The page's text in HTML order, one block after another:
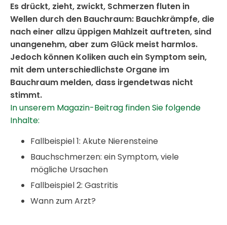
Es drückt, zieht, zwickt, Schmerzen fluten in
Wellen durch den Bauchraum: Bauchkrämpfe, die
nach einer allzu üppigen Mahlzeit auftreten, sind
unangenehm, aber zum Glück meist harmlos.
Jedoch können Koliken auch ein Symptom sein,
mit dem unterschiedlichste Organe im
Bauchraum melden, dass irgendetwas nicht
stimmt.
In unserem Magazin-Beitrag finden Sie folgende
Inhalte:
Fallbeispiel 1: Akute Nierensteine
Bauchschmerzen: ein Symptom, viele
mögliche Ursachen
Fallbeispiel 2: Gastritis
Wann zum Arzt?